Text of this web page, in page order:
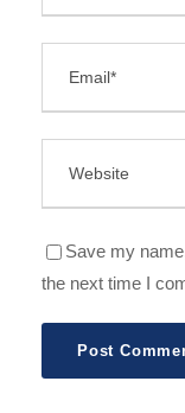
Save my
the next time I